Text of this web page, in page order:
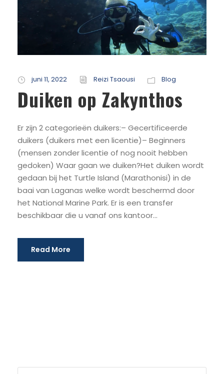
juni 11, 2022 Reizi Tsaousi Blog
Duiken op Zakynthos
Er zijn 2 categorieën duikers:– Gecertificeerde
duikers (duikers met een licentie)– Beginners
(mensen zonder licentie of nog nooit hebben
gedoken) Waar gaan we duiken?Het duiken wordt
gedaan bij het Turtle Island (Marathonisi) in de
baai van Laganas welke wordt beschermd door
het National Marine Park. Er is een transfer
beschikbaar die u vanaf ons kantoor...
Read More